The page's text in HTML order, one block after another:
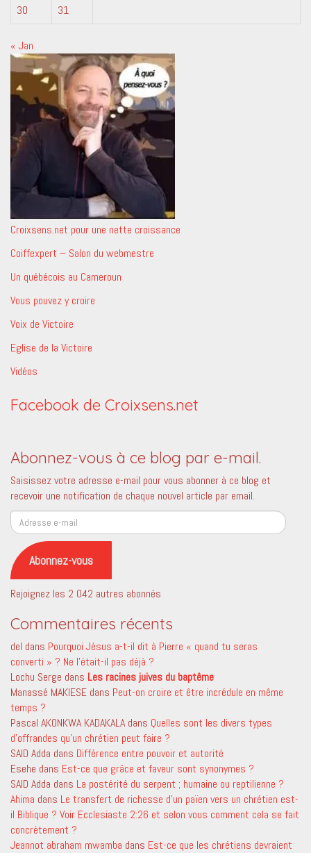
30
31
« Jan
Croixsens.net pour une nette croissance
Coiffexpert – Salon du webmestre
Un québécois au Cameroun
Vous pouvez y croire
Voix de Victoire
Eglise de la Victoire
Vidéos
Facebook de Croixsens.net
Abonnez-vous à ce blog par e-mail.
Saisissez votre adresse e-mail pour vous abonner à ce blog et
recevoir une notification de chaque nouvel article par email.
Adresse
e-
mail
Abonnez-vous
Rejoignez les 2 042 autres abonnés
Commentaires récents
del dans Pourquoi Jésus a-t-il dit à Pierre « quand tu seras
converti » ? Ne l’était-il pas déjà ?
Lochu Serge dans Les racines juives du baptême
Manassé MAKIESE dans Peut-on croire et être incrédule en même
temps ?
Pascal AKONKWA KADAKALA dans Quelles sont les divers types
d’offrandes qu’un chrétien peut faire ?
SAID Adda dans Différence entre pouvoir et autorité
Esehe dans Est-ce que grâce et faveur sont synonymes ?
SAID Adda dans La postérité du serpent ; humaine ou reptilienne ?
Ahima dans Le transfert de richesse d’un païen vers un chrétien est-
il Biblique ? Voir Ecclesiaste 2:26 et selon vous comment cela se fait
concrètement ?
Jeannot abraham mwamba dans Est-ce que les chrétiens devraient